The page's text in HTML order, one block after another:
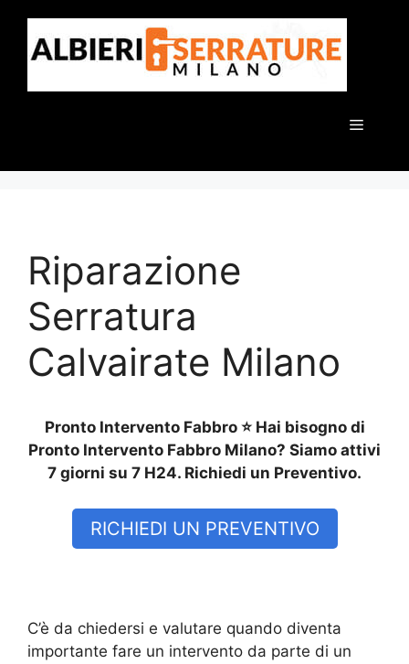
contenuto
Menu
Riparazione
Serratura
Calvairate Milano
Pronto Intervento Fabbro ⭐ Hai bisogno di
Pronto Intervento Fabbro Milano? Siamo attivi
7 giorni su 7 H24. Richiedi un Preventivo.
RICHIEDI UN PREVENTIVO
C’è da chiedersi e valutare quando diventa
importante fare un intervento da parte di un